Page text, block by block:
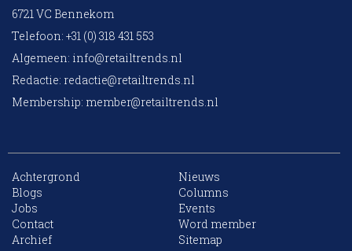
6721 VC Bennekom
Telefoon: +31 (0) 318 431 553
Algemeen: info@retailtrends.nl
Redactie: redactie@retailtrends.nl
Membership: member@retailtrends.nl
Achtergrond
Nieuws
Blogs
Columns
Jobs
Events
Contact
Word member
Archief
Sitemap